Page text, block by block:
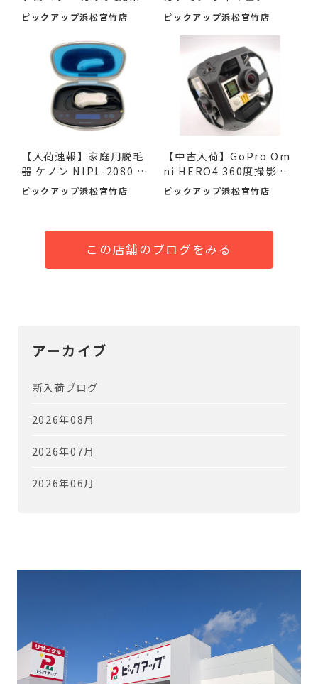
am...
ピックアップ浜松宮竹店
番...
ピックアップ浜松宮竹店
【入荷速報】家庭用脱毛
器 ケノン NIPL-2080 V8.
0 ...
ピックアップ浜松宮竹店
【中古入荷】GoPro Om
ni HERO4 360度撮影カ
メラで...
ピックアップ浜松宮竹店
この店舗のブログをみる
アーカイブ
新入荷ブログ
2026年08月
2026年07月
2026年06月